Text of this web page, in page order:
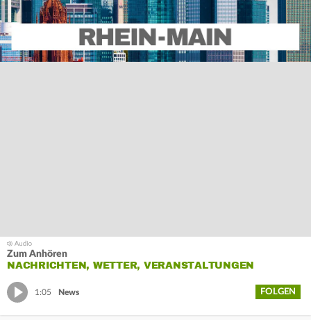
Zum Anhören
NACHRICHTEN, WETTER, VERANSTALTUNGEN
1:05 News FOLGEN